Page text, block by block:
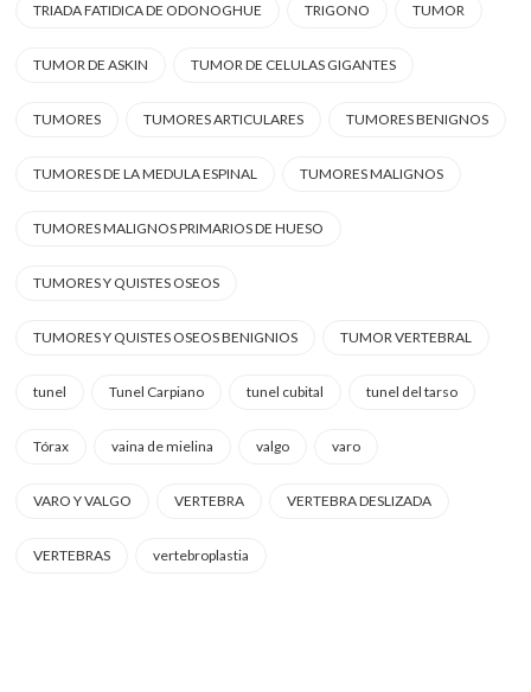
TRIADA FATIDICA DE ODONOGHUE TRIGONO TUMOR
TUMOR DE ASKIN TUMOR DE CELULAS GIGANTES
TUMORES TUMORES ARTICULARES TUMORES BENIGNOS
TUMORES DE LA MEDULA ESPINAL TUMORES MALIGNOS
TUMORES MALIGNOS PRIMARIOS DE HUESO
TUMORES Y QUISTES OSEOS
TUMORES Y QUISTES OSEOS BENIGNIOS TUMOR VERTEBRAL
tunel Tunel Carpiano tunel cubital tunel del tarso
Tórax vaina de mielina valgo varo
VARO Y VALGO VERTEBRA VERTEBRA DESLIZADA
VERTEBRAS vertebroplastia